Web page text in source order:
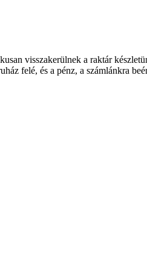
visszakerülnek a raktár
felé, és a pénz, a számlánkra